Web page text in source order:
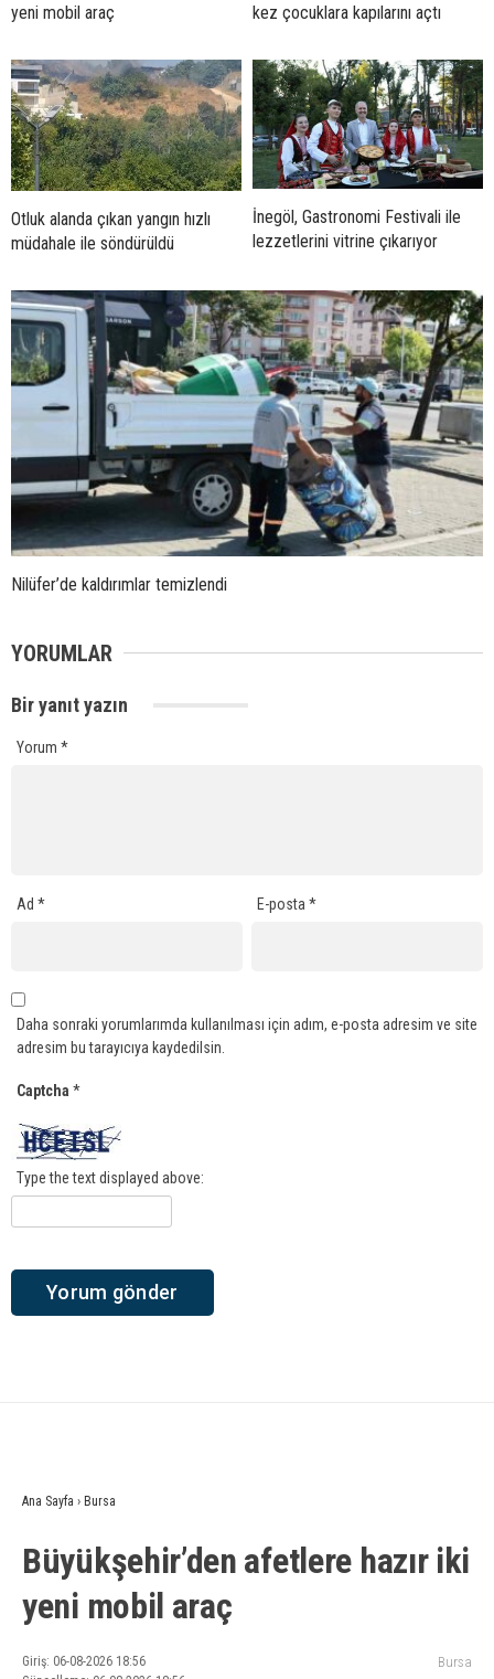
yeni mobil araç
kez çocuklara kapılarını açtı
Otluk alanda çıkan yangın hızlı
müdahale ile söndürüldü
İnegöl, Gastronomi Festivali ile
lezzetlerini vitrine çıkarıyor
Nilüfer’de kaldırımlar temizlendi
YORUMLAR
Bir yanıt yazın
Yorum *
Ad * E-posta*
Daha sonraki yorumlarımda kullanılması için adım, e-posta adresim ve site
adresim bu tarayıcıya kaydedilsin.
Captcha *
Type the text displayed above:
Ana Sayfa › Bursa
Büyükşehir’den afetlere hazır iki
yeni mobil araç
Giriş: 06-08-2026 18:56
Bursa